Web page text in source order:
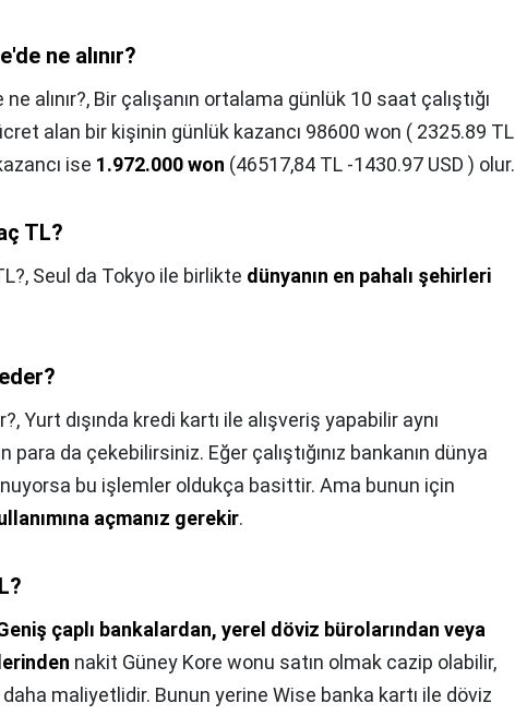
ne alınır?
alınır?, Bir çalışanın ortalama günlük 10 saat çalıştığı
alan bir kişinin günlük kazancı 98600 won ( 2325.89 TL
ise 1.972.000 won (46517,84 TL -1430.97 USD ) olur.
TL?
Seul da Tokyo ile birlikte dünyanın en pahalı şehirleri
Yurt dışında kredi kartı ile alışveriş yapabilir aynı
da çekebilirsiniz. Eğer çalıştığınız bankanın dünya
bu işlemler oldukça basittir. Ama bunun için
açmanız gerekir.
çaplı bankalardan, yerel döviz bürolarından veya
nakit Güney Kore wonu satın olmak cazip olabilir,
maliyetlidir. Bunun yerine Wise banka kartı ile döviz